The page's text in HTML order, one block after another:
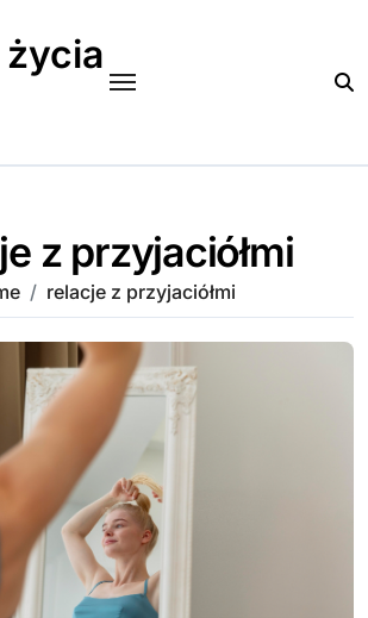
z przyjaciółmi
relacje z przyjaciółmi